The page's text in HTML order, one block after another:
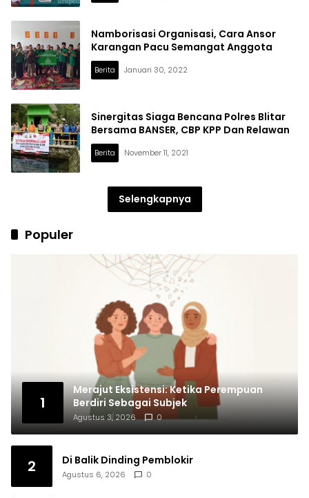
Namborisasi Organisasi, Cara Ansor
Karangan Pacu Semangat Anggota
Berita Januari 30, 2022
Sinergitas Siaga Bencana Polres Blitar
Bersama BANSER, CBP KPP Dan Relawan
Berita November 11, 2021
Selengkapnya
Populer
1
Merajut Eksistensi: Ketika Perempuan
Berdiri Sebagai Subjek
Agustus 3, 2026 0
2 Di Balik Dinding Pemblokir
Agustus 6, 2026 0